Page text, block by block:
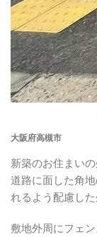
大阪府高槻市
新築のお住まい
道路に面した角
れるよう配慮した
敷地外周にフェ